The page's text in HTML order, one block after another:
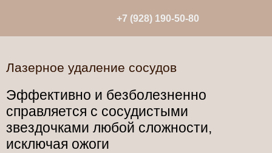
+7 (928) 190-50-80
Лазерное удаление сосудов
Эффективно и безболезненно
справляется с сосудистыми
звездочками любой сложности,
исключая ожоги